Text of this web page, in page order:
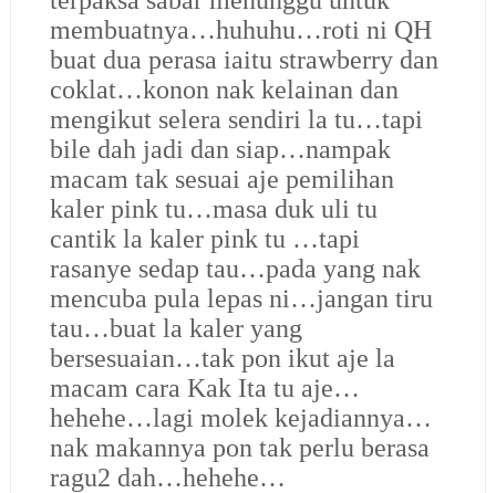
membuatnya…huhuhu…roti ni QH
buat dua perasa iaitu strawberry dan
coklat…konon nak kelainan dan
mengikut selera sendiri la tu…tapi
bile dah jadi dan siap…nampak
macam tak sesuai aje pemilihan
kaler pink tu…masa duk uli tu
cantik la kaler pink tu …tapi
rasanye sedap tau…pada yang nak
mencuba pula lepas ni…jangan tiru
tau…buat la kaler yang
bersesuaian…tak pon ikut aje la
macam cara Kak Ita tu aje…
hehehe…lagi molek kejadiannya…
nak makannya pon tak perlu berasa
ragu2 dah…hehehe…